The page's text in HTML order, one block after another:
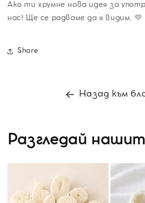
Ако ти хрумне нова идея за
нас! Ще се радваме да я видим. 💛
Share
Назад към
Разгледай